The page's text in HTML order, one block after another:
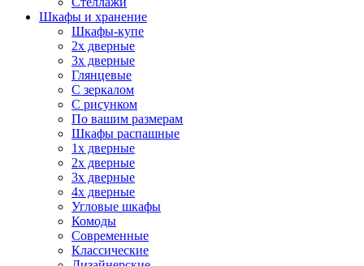
Шкафы и хранение
Шкафы-купе
2х дверные
3х дверные
Глянцевые
С зеркалом
С рисунком
По вашим размерам
Шкафы распашные
1х дверные
2х дверные
3х дверные
4х дверные
Угловые шкафы
Комоды
Современные
Классические